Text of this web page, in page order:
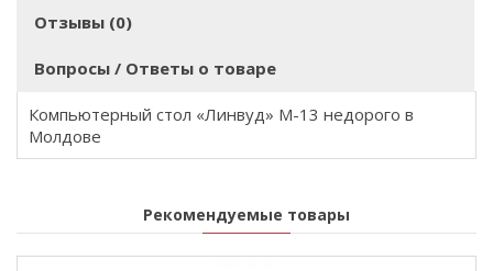
Отзывы (0)
Вопросы / Ответы о товаре
Компьютерный стол «Линвуд» M-13 недорого в
Молдове
Рекомендуемые товары